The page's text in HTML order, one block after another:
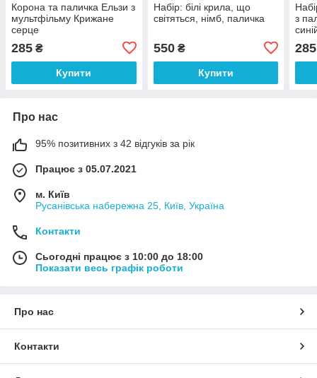
Корона та паличка Ельзи з
мультфільму Крижане
серце
285 ₴
Купити
Набір: білі крила, що
світяться, німб, паличка
550₴
Купити
з
285
Про нас
95% позитивних з 42 відгуків за рік
Працює з 05.07.2021
м. Київ
Русанівська набережна 25, Київ, Україна
Контакти
Сьогодні працює з 10:00 до 18:00
Показати весь графік роботи
Про нас
Контакти